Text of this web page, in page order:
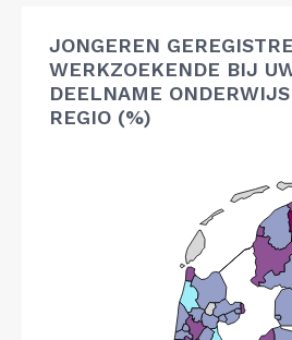
JONGEREN
WERKZOEKENDE BIJ
DEELNAME
REGIO (%)